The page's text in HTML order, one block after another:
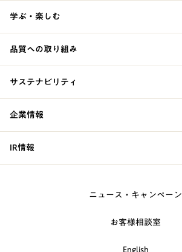
学ぶ・楽しむ
品質への取り組み
サステナビリティ
企業情報
IR情報
ニュース・キャンペーン
お客様相談室
English